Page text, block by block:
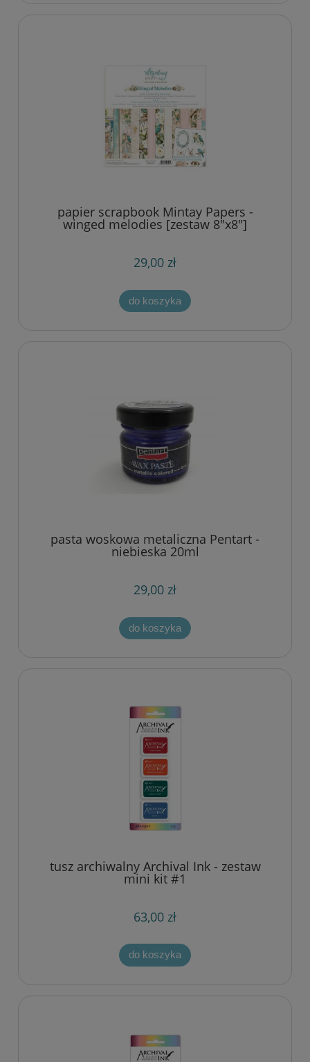
papier scrapbook Mintay Papers -
winged melodies [zestaw 8"x8"]
29,00 zł
do koszyka
pasta woskowa metaliczna Pentart -
niebieska 20ml
29,00 zł
do koszyka
tusz archiwalny Archival Ink - zestaw
mini kit #1
63,00 zł
do koszyka